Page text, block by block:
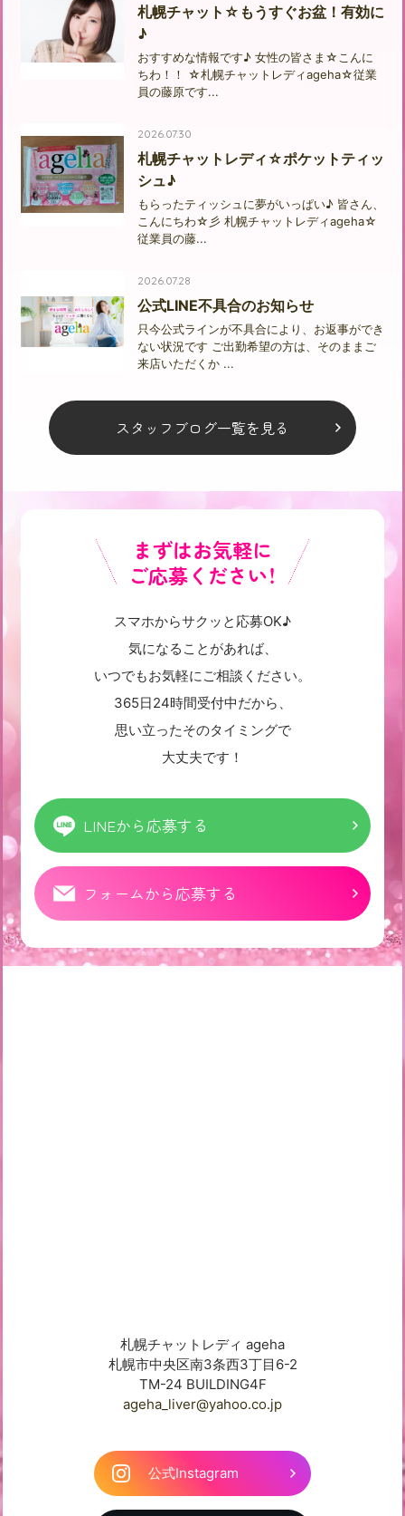
札幌チャット☆もうすぐお盆！有効に
♪
おすすめな情報です♪ 女性の皆さま☆こんに
ちわ！！ ☆札幌チャットレディageha☆従業
員の藤原です...
2026.07.30
札幌チャットレディ☆ポケットティッ
シュ♪
もらったティッシュに夢がいっぱい♪ 皆さん、
こんにちわ☆彡 札幌チャットレディageha☆
従業員の藤...
2026.07.28
公式LINE不具合のお知らせ
只今公式ラインが不具合により、お返事ができ
ない状況です ご出勤希望の方は、そのままご
来店いただくか ...
スタッフブログ一覧を見る
まずはお気軽に
ご応募ください！
スマホからサクッと応募OK♪
気になることがあれば、
いつでもお気軽にご相談ください。
365日24時間受付中だから、
思い立ったそのタイミングで
大丈夫です！
LINEから応募する
フォームから応募する
札幌チャットレディ ageha
札幌市中央区南3条西3丁目6-2
TM-24 BUILDING4F
ageha_liver@yahoo.co.jp
公式Instagram